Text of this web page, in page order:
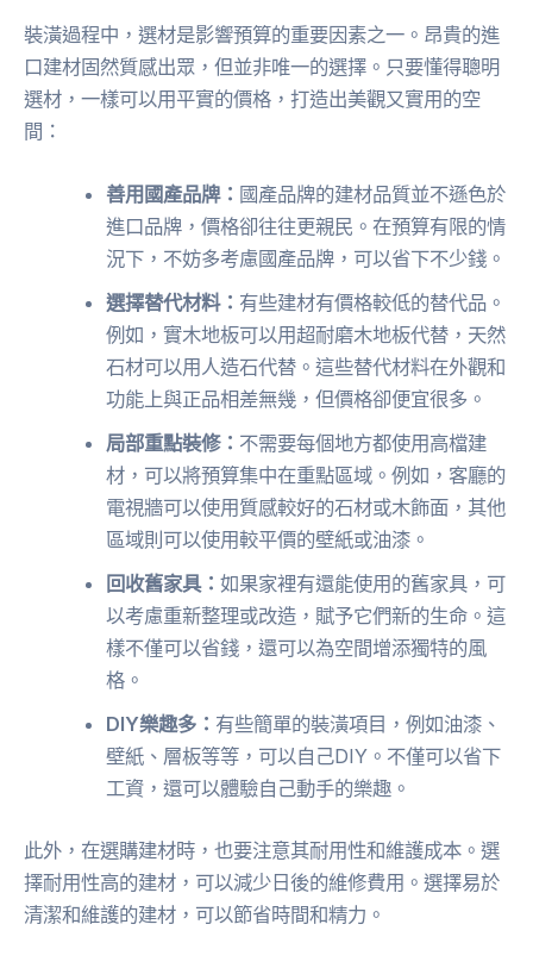
裝潢過程中，選材是影響預算的重要因素之一。昂貴的進
口建材固然質感出眾，但並非唯一的選擇。只要懂得聰明
選材，一樣可以用平實的價格，打造出美觀又實用的空
間：
善用國產品牌： 國產品牌的建材品質並不遜色於
進口品牌，價格卻往往更親民。在預算有限的情
況下，不妨多考慮國產品牌，可以省下不少錢。
選擇替代材料： 有些建材有價格較低的替代品。
例如，實木地板可以用超耐磨木地板代替，天然
石材可以用人造石代替。這些替代材料在外觀和
功能上與正品相差無幾，但價格卻便宜很多。
局部重點裝修： 不需要每個地方都使用高檔建
材，可以將預算集中在重點區域。例如，客廳的
電視牆可以使用質感較好的石材或木飾面，其他
區域則可以使用較平價的壁紙或油漆。
回收舊家具：如果家裡有還能使用的舊家具，可
以考慮重新整理或改造，賦予它們新的生命。這
樣不僅可以省錢，還可以為空間增添獨特的風
格。
DIY樂趣多： 有些簡單的裝潢項目，例如油漆、
壁紙、層板等等，可以自己DIY。不僅可以省下
工資，還可以體驗自己動手的樂趣。
此外，在選購建材時，也要注意其耐用性和維護成本。選
擇耐用性高的建材，可以減少日後的維修費用。選擇易於
清潔和維護的建材，可以節省時間和精力。